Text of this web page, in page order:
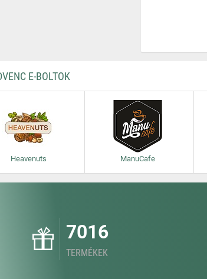
E-BOLTOK
Heavenuts ManuCafe
7016
TERMÉKEK